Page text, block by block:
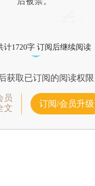
计1720字 订阅后继续阅读
获取已订阅的阅读权限
员
文
订阅/会员升级